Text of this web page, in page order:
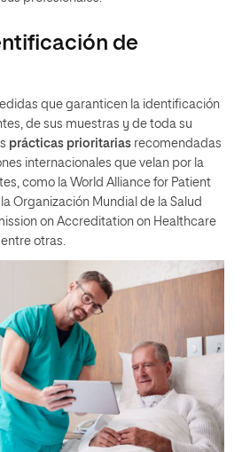
de
que garanticen la identificación
de sus muestras y de toda su
prácticas prioritarias recomendadas
internacionales que velan por la
como la World Alliance for Patient
Organización Mundial de la Salud
on Accreditation on Healthcare
otras.